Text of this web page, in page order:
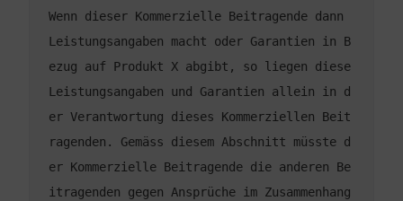
Wenn dieser Kommerzielle Beitragende dann
Leistungsangaben macht oder Garantien in B
ezug auf Produkt X abgibt, so liegen diese
Leistungsangaben und Garantien allein in d
er Verantwortung dieses Kommerziellen Beit
ragenden. Gemäss diesem Abschnitt müsste d
er Kommerzielle Beitragende die anderen Be
itragenden gegen Ansprüche im Zusammenhang